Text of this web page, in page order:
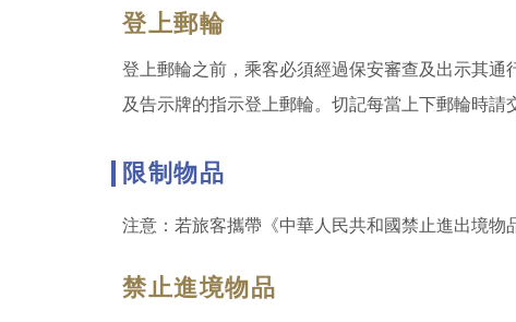
登上郵輪
登上郵輪之前，乘客必須經過保安審查及出示其
及告示牌的指示登上郵輪。切記每當上下郵輪時請
限制物品
注意：若旅客攜帶《中華人民共和國禁止進出境物
禁止進境物品